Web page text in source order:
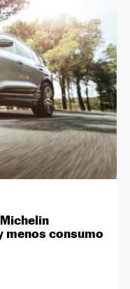
menos consumo